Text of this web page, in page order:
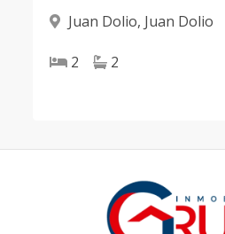
Juan Dolio, Juan Dolio
2 2